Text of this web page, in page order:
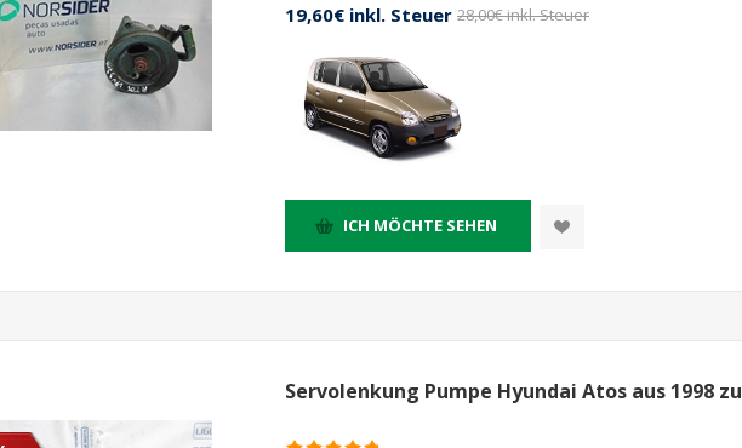
19,60€ inkl. Steuer 28,00€ inkl. Steuer
ICH MÖCHTE SEHEN
Servolenkung Pumpe Hyundai Atos aus 1998